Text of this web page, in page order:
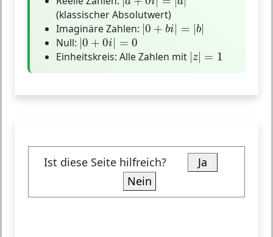
(klassischer Absolutwert)
Imaginäre Zahlen: 0 + bi = |b
|0+bi| b|
Null: 0 + 0i = 0
|0+0i|=0
Einheitskreis: Alle Zahlen mit z = 1
|z 1
Ist diese Seite hilfreich?
Ja
Nein